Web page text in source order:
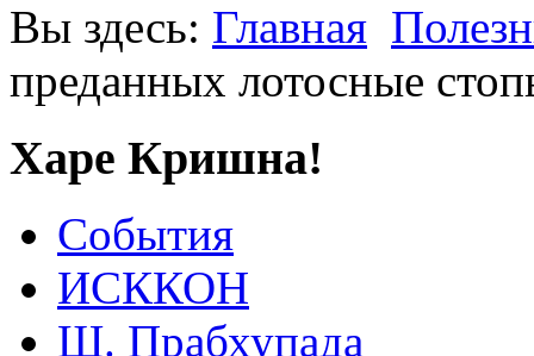
Вы здесь: Главная
преданных лотосные
Харе Кришна!
События
ИСККОН
Ш. Прабхупада